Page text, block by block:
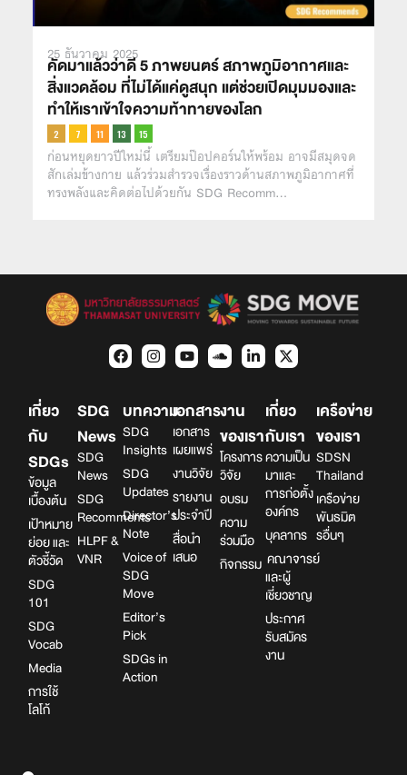
25 ธันวาคม 2025
คัดมาแล้วว่าดี 5 ภาพยนตร์ สภาพภูมิอากาศและ
สิ่งแวดล้อม ที่ไม่ได้แค่ดูสนุก แต่ช่วยเปิดมุมมองและ
ทำให้เราเข้าใจความท้าทายของโลก
ก่อนหยุดยาวปีใหม่นี้ เตรียมป๊อปคอร์นให้พร้อม อาจมีสมุดจด
สักเล่มข้างกาย แล้วร่วมสำรวจเรื่องราวด้านสภาพภูมิอากาศที่
ทรงพลังและคิดต่อไปด้วยกัน SDG Recomm…
เกี่ยว
กับ
SDGs
ข้อมูล
เบื้องต้น
เป้าหมาย
ย่อย และ
ตัวชี้วัด
SDG
101
SDG
Vocab
Media
การใช้
โลโก้
SDG
News
SDG
News
SDG
Recomments
HLPF &
VNR
บทความ
SDG
Insights
SDG
Updates
Director’s
Note
Voice of
SDG
Move
Editor’s
Pick
SDGs in
Action
เอกสาร
เอกสาร
เผยแพร่
งานวิจัย
รายงาน
ประจำปี
สื่อนำ
เสนอ
งาน
ของเรา
โครงการ
วิจัย
อบรม
ความ
ร่วมมือ
กิจกรรม
เกี่ยว
กับเรา
ความเป็น
มาและ
การก่อตั้ง
องค์กร
บุคลากร
คณาจารย์
และผู้
เชี่ยวชาญ
ประกาศ
รับสมัคร
งาน
เครือข่าย
ของเรา
SDSN
Thailand
เครือข่าย
พันธมิต
รอื่นๆ